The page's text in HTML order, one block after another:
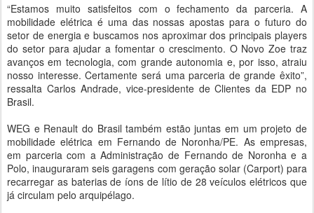
“Estamos muito satisfeitos com o fechamento da parceria. A
mobilidade elétrica é uma das nossas apostas para o futuro do
setor de energia e buscamos nos aproximar dos principais players
do setor para ajudar a fomentar o crescimento. O Novo Zoe traz
avanços em tecnologia, com grande autonomia e, por isso, atraiu
nosso interesse. Certamente será uma parceria de grande êxito”,
ressalta Carlos Andrade, vice-presidente de Clientes da EDP no
Brasil.
WEG e Renault do Brasil também estão juntas em um projeto de
mobilidade elétrica em Fernando de Noronha/PE. As empresas,
em parceria com a Administração de Fernando de Noronha e a
Polo, inauguraram seis garagens com geração solar (Carport) para
recarregar as baterias de íons de lítio de 28 veículos elétricos que
já circulam pelo arquipélago.